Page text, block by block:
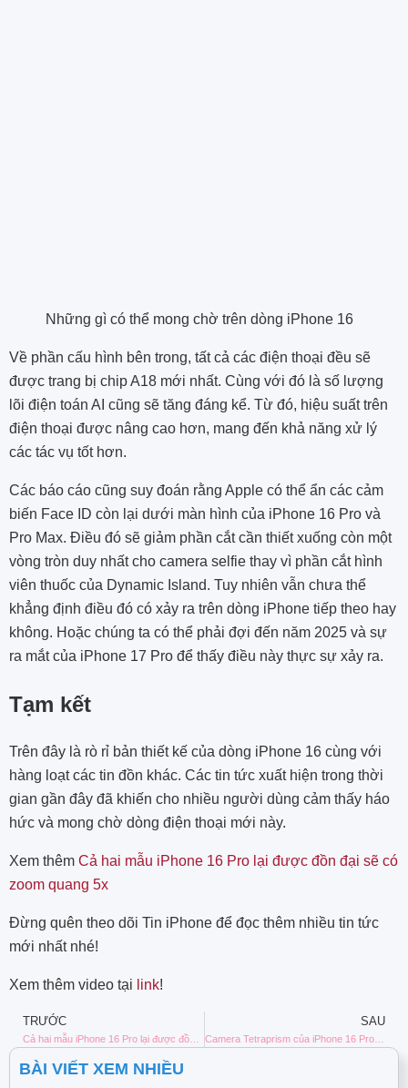
Những gì có thể mong chờ trên dòng iPhone 16
Về phần cấu hình bên trong, tất cả các điện thoại đều sẽ
được trang bị chip A18 mới nhất. Cùng với đó là số lượng
lõi điện toán AI cũng sẽ tăng đáng kể. Từ đó, hiệu suất trên
điện thoại được nâng cao hơn, mang đến khả năng xử lý
các tác vụ tốt hơn.
Các báo cáo cũng suy đoán rằng Apple có thể ẩn các cảm
biến Face ID còn lại dưới màn hình của iPhone 16 Pro và
Pro Max. Điều đó sẽ giảm phần cắt cần thiết xuống còn một
vòng tròn duy nhất cho camera selfie thay vì phần cắt hình
viên thuốc của Dynamic Island. Tuy nhiên vẫn chưa thể
khẳng định điều đó có xảy ra trên dòng iPhone tiếp theo hay
không. Hoặc chúng ta có thể phải đợi đến năm 2025 và sự
ra mắt của iPhone 17 Pro để thấy điều này thực sự xảy ra.
Tạm kết
Trên đây là rò rỉ bản thiết kế của dòng iPhone 16 cùng với
hàng loạt các tin đồn khác. Các tin tức xuất hiện trong thời
gian gần đây đã khiến cho nhiều người dùng cảm thấy háo
hức và mong chờ dòng điện thoại mới này.
Xem thêm Cả hai mẫu iPhone 16 Pro lại được đồn đại sẽ có
zoom quang 5x
Đừng quên theo dõi Tin iPhone để đọc thêm nhiều tin tức
mới nhất nhé!
Xem thêm video tại link!
TRƯỚC SAU
Camera Tetraprism của iPhone 16 Pro lại bị rò rỉ
BÀI VIẾT XEM NHIỀU